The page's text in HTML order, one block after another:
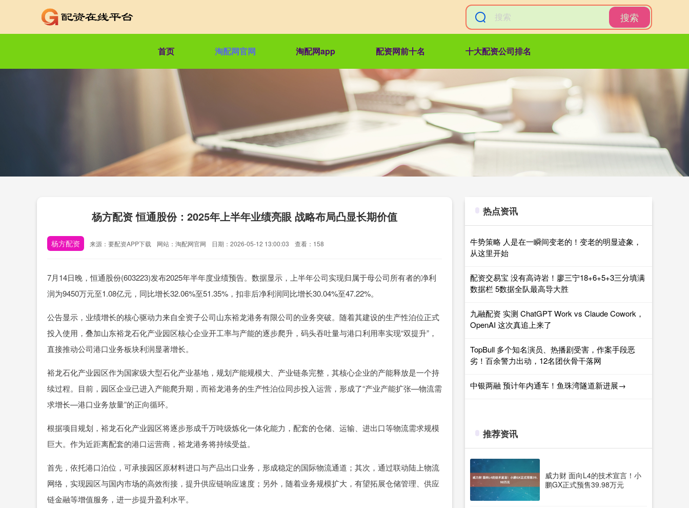
搜索
首页 淘配网官网 淘配网app 配资网前十名 十大配资公司排名
杨方配资 恒通股份：2025年上半年业绩亮眼 战略布局凸显长期价值
杨方配资 来源：要配资APP下载 网站：淘配网官网 日期：2026-05-12 13:00:03 查看：158
7月14日晚，恒通股份(603223)发布2025年半年度业绩预告。数据显示，上半年公司实现归属于母公司所有者的净利
润为9450万元至1.08亿元，同比增长32.06%至51.35%，扣非后净利润同比增长30.04%至47.22%。
公告显示，业绩增长的核心驱动力来自全资子公司山东裕龙港务有限公司的业务突破。随着其建设的生产性泊位正式
投入使用，叠加山东裕龙石化产业园区核心企业开工率与产能的逐步爬升，码头吞吐量与港口利用率实现“双提升”，
直接推动公司港口业务板块利润显著增长。
裕龙石化产业园区作为国家级大型石化产业基地，规划产能规模大、产业链条完整，其核心企业的产能释放是一个持
续过程。目前，园区企业已进入产能爬升期，而裕龙港务的生产性泊位同步投入运营，形成了“产业产能扩张—物流需
求增长—港口业务放量”的正向循环。
根据项目规划，裕龙石化产业园区将逐步形成千万吨级炼化一体化能力，配套的仓储、运输、进出口等物流需求规模
巨大。作为近距离配套的港口运营商，裕龙港务将持续受益。
首先，依托港口泊位，可承接园区原材料进口与产品出口业务，形成稳定的国际物流通道；其次，通过联动陆上物流
网络，实现园区与国内市场的高效衔接，提升供应链响应速度；另外，随着业务规模扩大，有望拓展仓储管理、供应
链金融等增值服务，进一步提升盈利水平。
热点资讯
牛势策略 人是在一瞬间变老的！变老的明显迹象，
从这里开始
配资交易宝 没有高诗岩！廖三宁18+6+5+3三分填满
数据栏 5数据全队最高导大胜
九融配资 实测 ChatGPT Work vs Claude Cowork，
OpenAI 这次真追上来了
TopBull 多个知名演员、热播剧受害，作案手段恶
劣！百余警力出动，12名团伙骨干落网
中银两融 预计年内通车！鱼珠湾隧道新进展→
推荐资讯
威力财 面向L4的技术宣言！小
鹏GX正式预售39.98万元